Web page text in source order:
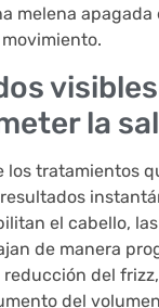
melena apagada
la
los tratamientos
el cabello,
de manera
reducción del
del